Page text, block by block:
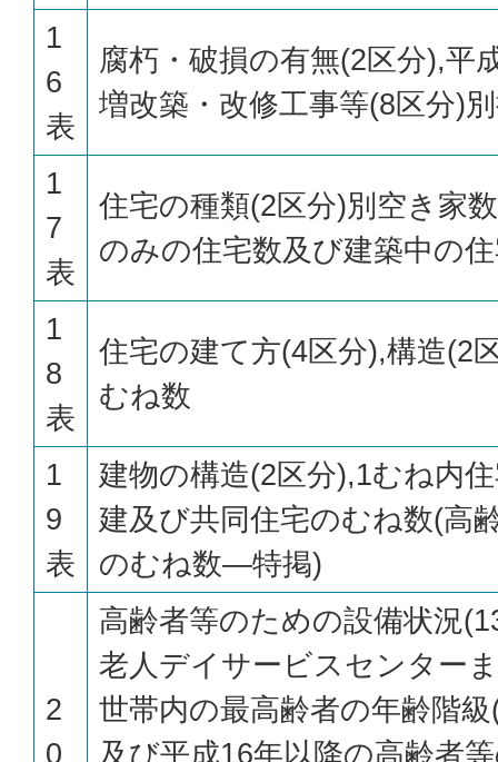
1
6
表
腐朽・破損の有無(2区分),平
増改築・改修工事等(8区分)
1
7
表
住宅の種類(2区分)別空き家
のみの住宅数及び建築中の
1
8
表
住宅の建て方(4区分),構造(2
むね数
1
9
表
建物の構造(2区分),1むね内
建及び共同住宅のむね数(高
のむね数—特掲)
2
0
高齢者等のための設備状況
老人デイサービスセンター
世帯内の最高齢者の年齢階
及び平成16年以降の高齢者